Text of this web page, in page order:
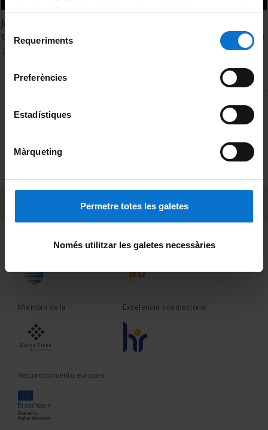
consultar laPolítica de galetes del lloc web de la
Selecció
de Requeriments
Preferències
Estadístiques
Màrqueting
Permetre totes les galetes
Només utilitzar les galetes necessàries
Jornada portes obertes del Grau en Matemàtiques i
dobles graus de Matemàtiques-ADE i Matemàtiques-Física
MENÚ PEU 1
Política de Cookies
Privacidad y términos
Miembro de la Excelencia internacional
Reconocimiento europeo